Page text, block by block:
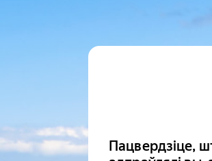
Пацвердзіце,